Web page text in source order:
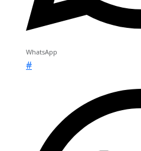
WhatsApp
#